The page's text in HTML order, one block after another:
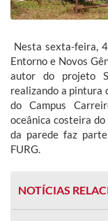
Nesta sexta-feira,
Entorno e Novos
autor do projeto
realizando a pintura
do Campus
oceânica costeira
da parede faz
FURG.
NOTÍCIAS